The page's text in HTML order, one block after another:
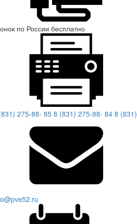
по России бесплатно
275-88- 85 8 (831) 275-88- 84 8